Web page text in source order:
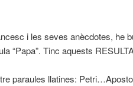
i les seves anècdotes, he
“Papa”. Tinc aquests
paraules llatines: